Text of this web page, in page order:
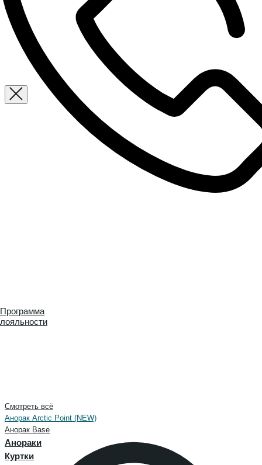
Программа
лояльности
Смотреть всё
Анорак Arctic Point (NEW)
Анорак Base
Анораки
Куртки